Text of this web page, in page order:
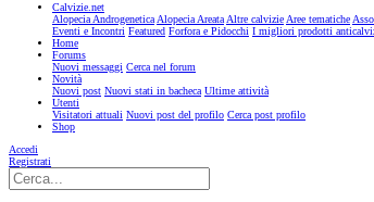
Calvizie.net
Alopecia AndrogeneticaAlopecia AreataAltre calvizieAree tematiche
Eventi e Incontri Featured Forfora e Pidocchi I migliori prodotti
Home
Forums
Nuovi messaggi Cerca nel forum
Novità
Nuovi post Nuovi stati in bacheca Ultime attività
Utenti
Visitatori attuali Nuovi post del profilo Cerca post profilo
Shop
Accedi
Registrati